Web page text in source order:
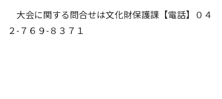
大会に関する問合せは文化財保護課【電話】０４
２-７６９-８３７１